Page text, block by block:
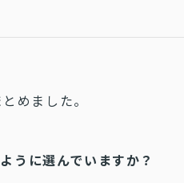
めました。
うに選んでいますか？